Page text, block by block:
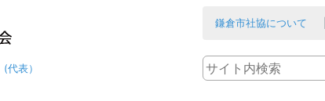
(代表）
鎌倉市社協について